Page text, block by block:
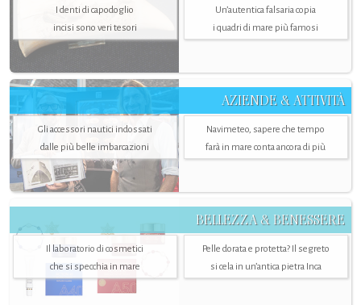
I denti di capodoglio
incisi sono veri tesori
Un’autentica falsaria copia
i quadri di mare più famosi
AZIENDE & ATTIVITÀ
Gli accessori nautici indossati
dalle più belle imbarcazioni
Navimeteo, sapere che tempo
farà in mare conta ancora di più
BELLEZZA & BENESSERE
Il laboratorio di cosmetici
che si specchia in mare
Pelle dorata e protetta? Il segreto
si cela in un’antica pietra Inca